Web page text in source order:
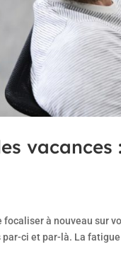
vacances
à nouveau sur
ci et par-là. La